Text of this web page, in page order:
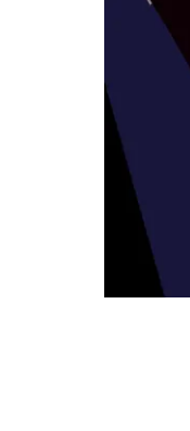
calendrier.